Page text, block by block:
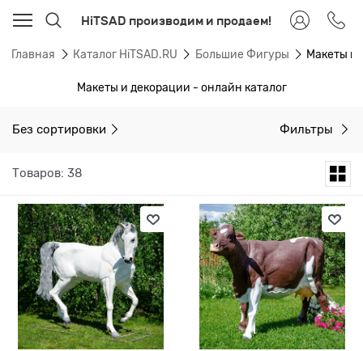
HiTSAD производим и продаем!
Главная Каталог HiTSAD.RU Большие Фигуры Макеты и
Макеты и декорации - онлайн каталог
Без сортировки Фильтры
Товаров: 38